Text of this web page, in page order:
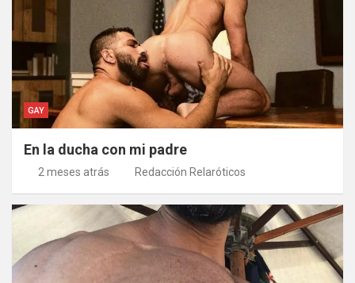
GAY
En la ducha con mi padre
2 meses atrás Redacción Relaróticos